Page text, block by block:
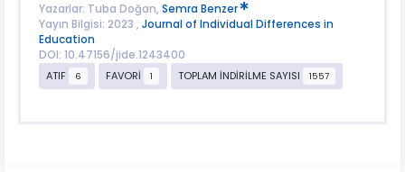
Yazarlar: Tuba Doğan, Semra Benzer
Yayın Bilgisi: 2023 , Journal of Individual Differences in
Education
DOI: 10.47156/jide.1243400
ATIF
6 FAVORİ 1 TOPLAM İNDİRİLME SAYISI 1557